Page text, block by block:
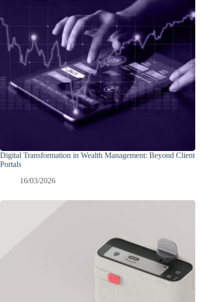
Digital Transformation in Wealth Management: Beyond Client
Portals
16/03/2026